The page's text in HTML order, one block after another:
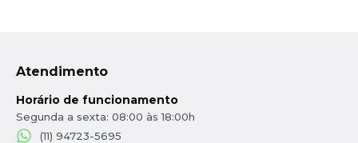
Atendimento
Horário de funcionamento
Segunda a sexta: 08:00 às 18:00h
(11) 94723-5695